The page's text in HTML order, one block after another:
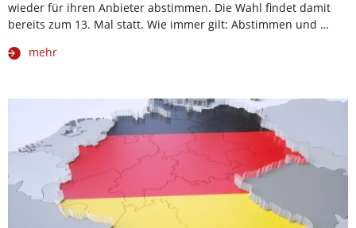
wieder für ihren Anbieter abstimmen. Die Wahl findet damit
bereits zum 13. Mal statt. Wie immer gilt: Abstimmen und …
mehr